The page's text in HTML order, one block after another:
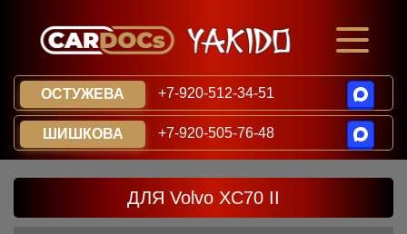
ОСТУЖЕВА +7-920-512-34-51
ШИШКОВА +7-920-505-76-48
ДЛЯ Volvo XC70 II